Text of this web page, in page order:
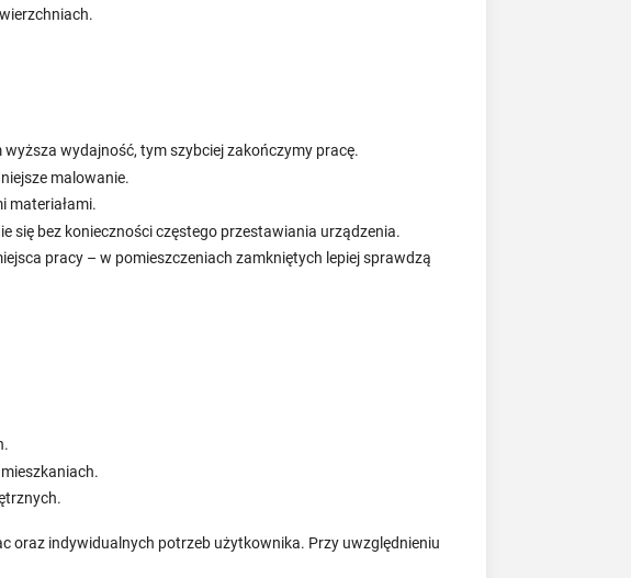
wydajność, tym szybciej zakończymy pracę.
malowanie.
materiałami.
się bez konieczności częstego przestawiania urządzenia.
pracy – w pomieszczeniach zamkniętych lepiej sprawdzą
oraz indywidualnych potrzeb użytkownika. Przy uwzględnieniu